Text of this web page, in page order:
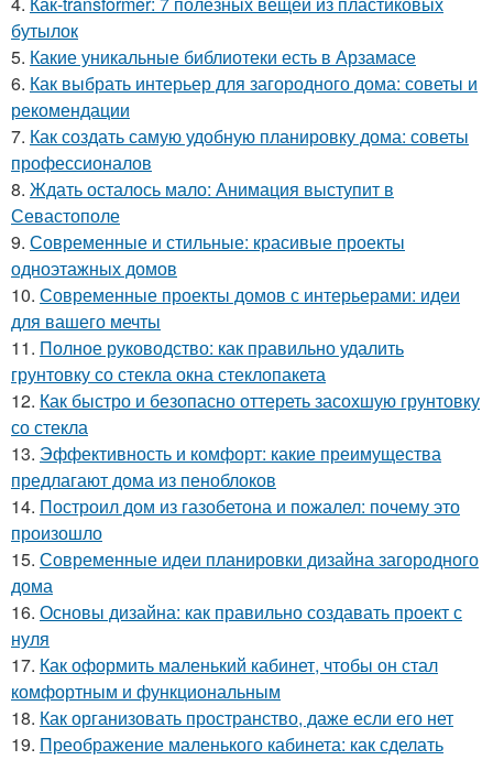
бутылок
5. Какие уникальные библиотеки есть в Арзамасе
6. Как выбрать интерьер для загородного дома: советы и
рекомендации
7. Как создать самую удобную планировку дома: советы
профессионалов
8. Ждать осталось мало: Анимация выступит в
Севастополе
9. Современные и стильные: красивые проекты
одноэтажных домов
10. Современные проекты домов с интерьерами: идеи
для вашего мечты
11. Полное руководство: как правильно удалить
грунтовку со стекла окна стеклопакета
12. Как быстро и безопасно оттереть засохшую грунтовку
со стекла
13. Эффективность и комфорт: какие преимущества
предлагают дома из пеноблоков
14. Построил дом из газобетона и пожалел: почему это
произошло
15. Современные идеи планировки дизайна загородного
дома
16. Основы дизайна: как правильно создавать проект с
нуля
17. Как оформить маленький кабинет, чтобы он стал
комфортным и функциональным
18. Как организовать пространство, даже если его нет
19. Преображение маленького кабинета: как сделать